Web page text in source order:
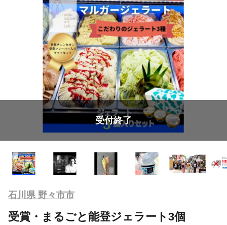
受付終了
石川県 野々市市
受賞・まるごと能登ジェラート3個